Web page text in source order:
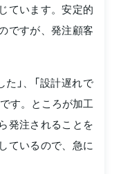
ています。安定的
ですが、発注顧客
」、「設計遅れで
す。ところが加工
発注されることを
ているので、急に